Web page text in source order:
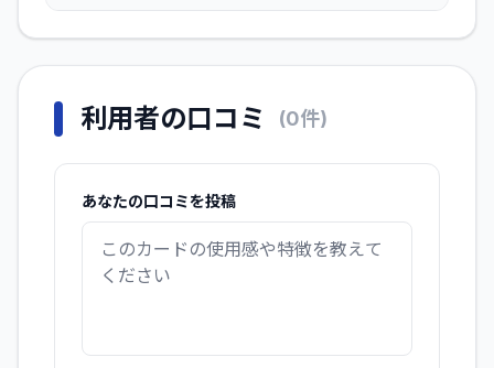
利用者の口コミ (0件)
あなたの口コミを投稿